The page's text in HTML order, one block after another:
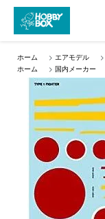
ホーム > エアモデル >
ホーム
> 国内メーカー